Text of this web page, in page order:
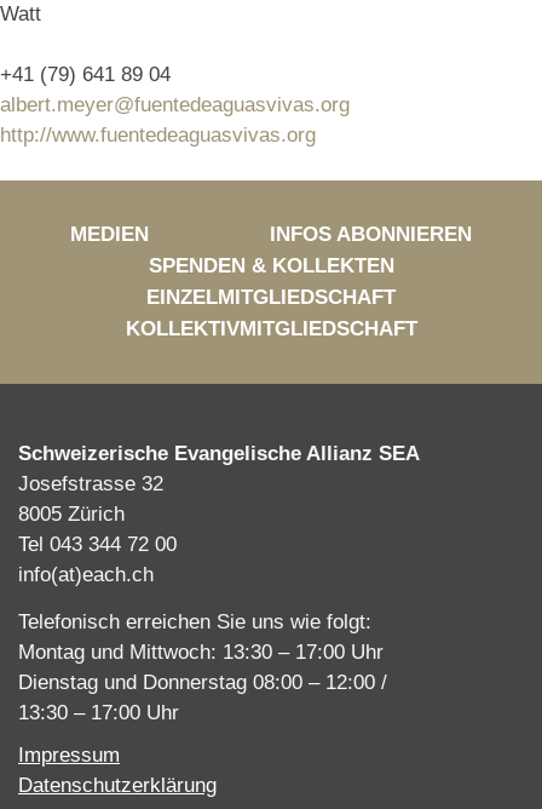
Watt
+41 (79) 641 89 04
albert.meyer@fuentedeaguasvivas.org
http://www.fuentedeaguasvivas.org
MEDIEN
INFOS ABONNIEREN
SPENDEN & KOLLEKTEN
EINZELMITGLIEDSCHAFT
KOLLEKTIVMITGLIEDSCHAFT
Schweizerische Evangelische Allianz SEA
Josefstrasse 32
8005 Zürich
Tel 043 344 72 00
info(at)each.ch
Telefonisch erreichen Sie uns wie folgt:
Montag und Mittwoch: 13:30 – 17:00 Uhr
Dienstag und Donnerstag 08:00 – 12:00 /
13:30 – 17:00 Uhr
Impressum
Datenschutzerklärung